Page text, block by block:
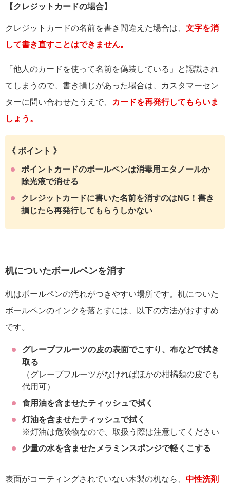
【クレジットカードの場合】
クレジットカードの名前を書き間違えた場合は、 文字を消
して書き直すことはできません。
「他人のカードを使って名前を偽装している」と認識され
てしまうので、書き損じがあった場合は、カスタマーセン
ターに問い合わせたうえで、
カードを再発行してもらいま
しょう。
《 ポイント 》
ポイントカードのボールペンは消毒用エタノールか
除光液で消せる
クレジットカードに書いた名前を消すのはNG！書き
損じたら再発行してもらうしかない
机についたボールペンを消す
机はボールペンの汚れがつきやすい場所です。机についた
ボールペンのインクを落とすには、以下の方法がおすすめ
です。
グレープフルーツの皮の表面でこすり、布などで拭き
取る
（グレープフルーツがなければほかの柑橘類の皮でも
代用可）
食用油を含ませたティッシュで拭く
灯油を含ませたティッシュで拭く
※灯油は危険物なので、取扱う際は注意してください
少量の水を含ませたメラミンスポンジで軽くこする
表面がコーティングされていない木製の机なら、 中性洗剤